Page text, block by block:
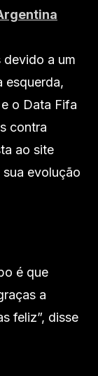
a um
esquerda,
o Data Fifa
contra
ao site
evolução
é que
a
feliz”, disse